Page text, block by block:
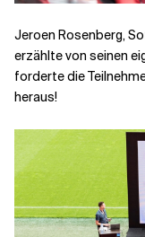
Jeroen Rosenberg,
erzählte von seinen
forderte die
heraus!